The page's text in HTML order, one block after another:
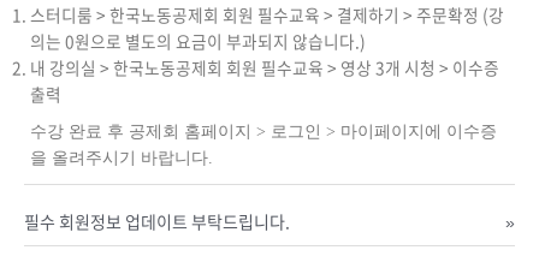
스터디룸 > 한국노동공제회 회원 필수교육 > 결제하기 > 주문확정 (강
의는 0원으로 별도의 요금이 부과되지 않습니다.)
내 강의실 > 한국노동공제회 회원 필수교육 > 영상 3개 시청 > 이수증
출력
수강 완료 후 공제회 홈페이지 > 로그인 > 마이페이지에 이수증
을 올려주시기 바랍니다.
필수 회원정보 업데이트 부탁드립니다. »